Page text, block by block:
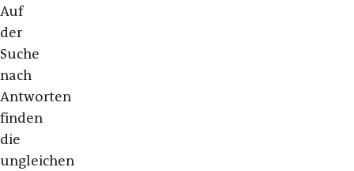
Auf
der
Suche
nach
Antworten
finden
die
ungleichen